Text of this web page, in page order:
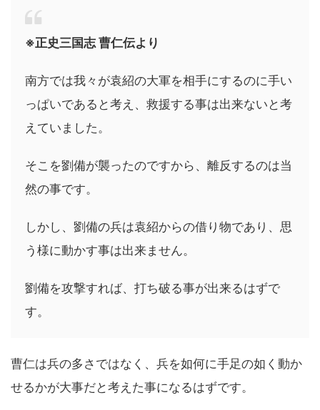
※正史三国志 曹仁伝より
南方では我々が袁紹の大軍を相手にするのに手い
っぱいであると考え、救援する事は出来ないと考
えていました。
そこを劉備が襲ったのですから、離反するのは当
然の事です。
しかし、劉備の兵は袁紹からの借り物であり、思
う様に動かす事は出来ません。
劉備を攻撃すれば、打ち破る事が出来るはずで
す。
曹仁は兵の多さではなく、兵を如何に手足の如く動か
せるかが大事だと考えた事になるはずです。